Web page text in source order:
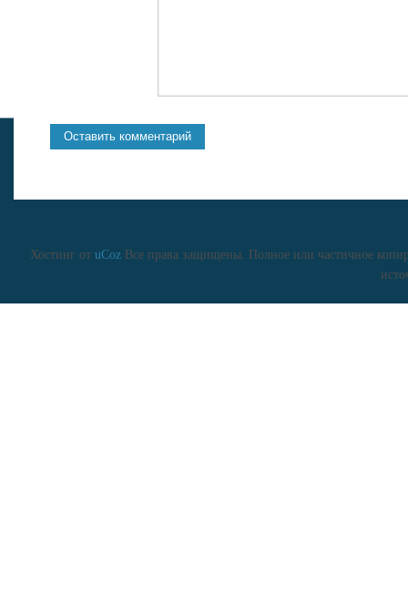
Хостинг от uCozВсе права защищены. Полное или частичное